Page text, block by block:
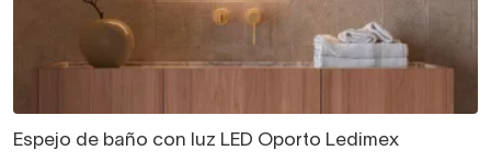
Espejo de baño con luz LED Oporto Ledimex